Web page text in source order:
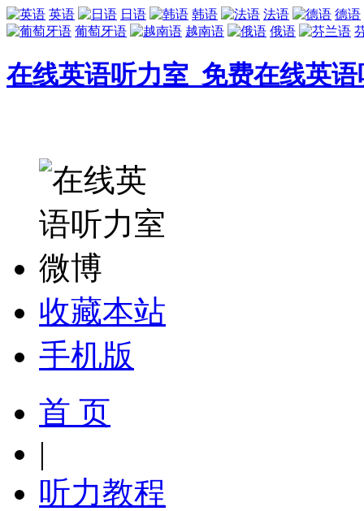
英语 日语 韩语 法语
德语
葡萄牙语
越南语 俄语
在线英语听力室_免费在线英
收藏本站
手机版
首 页
|
听力教程